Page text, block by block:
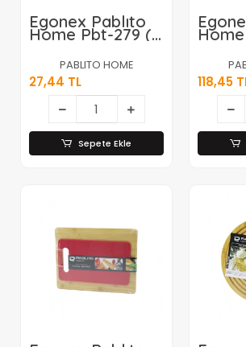
Egonex Pablıto
Home Pbt-279 (
Dikdörtgen )
Ahşap Bambu
Yağdanlık Altlık (
Mini Tepsi ) (
20x10x0.8cm
)*240
PABLITO HOME
27,44 TL
Sepete Ekle
2li ) (
118,45